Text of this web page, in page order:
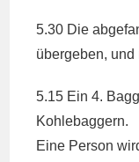
5.30 Die
übergeben,
5.15 Ein 4.
Kohlebaggern.
Eine Person